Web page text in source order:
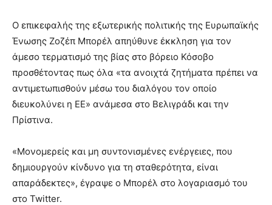
Ο επικεφαλής της εξωτερικής πολιτικής της Ευρωπαϊκής
Ένωσης Ζοζέπ Μπορέλ απηύθυνε έκκληση για τον
άμεσο τερματισμό της βίας στο βόρειο Κόσοβο
προσθέτοντας πως όλα «τα ανοιχτά ζητήματα πρέπει να
αντιμετωπισθούν μέσω του διαλόγου τον οποίο
διευκολύνει η ΕΕ» ανάμεσα στο Βελιγράδι και την
Πρίστινα.
«Μονομερείς και μη συντονισμένες ενέργειες, που
δημιουργούν κίνδυνο για τη σταθερότητα, είναι
απαράδεκτες», έγραψε ο Μπορέλ στο λογαριασμό του
στο Twitter.